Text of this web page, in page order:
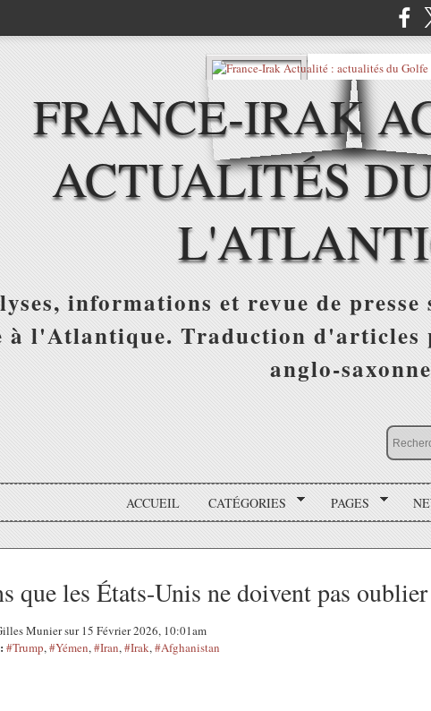
FRANCE-IRAK
ACTUALITÉS
informations et revue de
à l'Atlantique. Traduction d'articles
anglo-
ACCUEIL CATÉGORIES PAGES
que les États-Unis ne doivent pas oublier
Munier sur 15 Février 2026, 10:01am
#Trump,#Yémen,#Iran,#Irak,#Afghanistan